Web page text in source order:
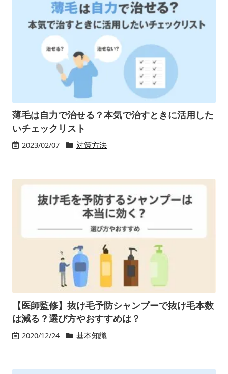
薄毛は自力で治せる？本気で治すときに活用した
いチェックリスト
2023/02/07 対策方法
【医師監修】抜け毛予防シャンプーで抜け毛本数
は減る？選び方やおすすめは？
2020/12/24 基本知識